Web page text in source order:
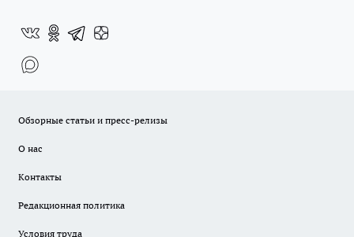
Обзорные статьи и пресс-релизы
О нас
Контакты
Редакционная политика
Условия труда